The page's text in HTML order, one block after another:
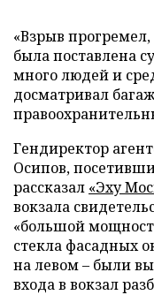
«Взрыв
была поставлена
много людей и
досматривал
Гендиректор
Осипов,
рассказал «Эху
вокзала
«большой
стекла фасадных
на левом – были
входа в вокзал